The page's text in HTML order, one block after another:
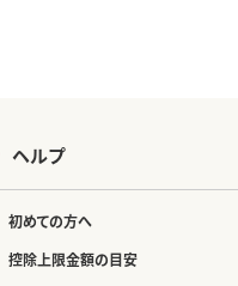
ヘルプ
初めての方へ
控除上限金額の目安